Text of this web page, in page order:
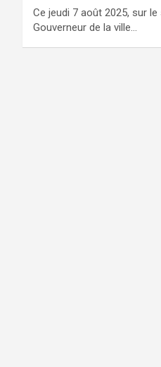
Ce jeudi 7 août 2025, sur le
Gouverneur de la ville…